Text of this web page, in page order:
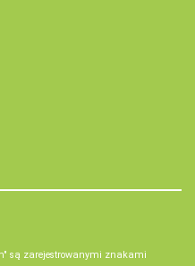
są zarejestrowanymi znakami